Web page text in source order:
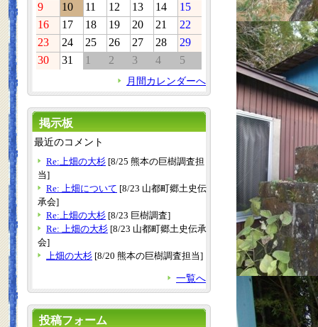
9
10 11 12 13 14
15
16
17 18 19 20 21
22
23
24 25 26 27 28
29
30
31 1 2 3 4 5
月間カレンダーへ
掲示板
最近のコメント
Re:上畑の大杉 [8/25 熊本の巨樹調査担
当]
Re: 上畑について [8/23 山都町郷土史伝
承会]
Re:上畑の大杉 [8/23 巨樹調査]
Re: 上畑の大杉 [8/23 山都町郷土史伝承
会]
上畑の大杉 [8/20 熊本の巨樹調査担当]
一覧へ
投稿フォーム